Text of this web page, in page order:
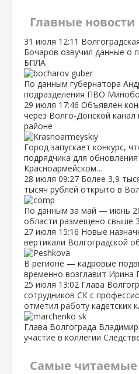
Главные новости
31 июля 12:11
Бочаров озвучил данные о
БПЛА
По данным губернатора
подразделения ПВО
29 июля 17:46 Объявлен
через Волго‑Донской
районе
Город запускает конкурс,
подрядчика для
Красноармейском…
28 июля 09:27 Более 3,9
тысяч рублей открыто в
По данным за май — июнь
области размещено свыше
27 июля 15:16 Новые
вертикали Волгоградской
В регионе — кадровые
временно возглавит
25 июля 13:02 Глава
сотрудников СК с
отметил работу кадетских
Глава Волгограда
участие в коллегии
Самые читаемые